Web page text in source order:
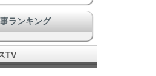
暮らす大型物件
リノベーション
ク上の豪華な施設
ランキング
TV